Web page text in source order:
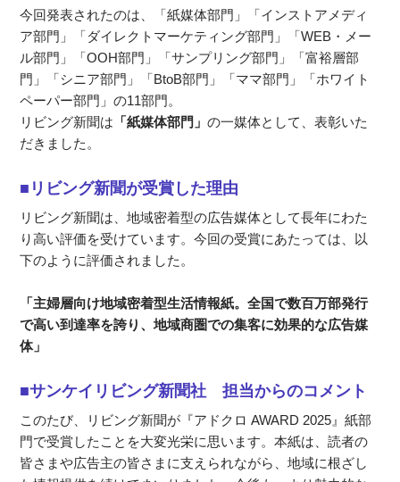
今回発表されたのは、「紙媒体部門」「インストアメディ
ア部門」「ダイレクトマーケティング部門」「WEB・メー
ル部門」「OOH部門」「サンプリング部門」「富裕層部
門」「シニア部門」「BtoB部門」「ママ部門」「ホワイト
ペーパー部門」の11部門。
リビング新聞は 「紙媒体部門」の一媒体として、表彰いた
だきました。
■リビング新聞が受賞した理由
リビング新聞は、地域密着型の広告媒体として長年にわた
り高い評価を受けています。今回の受賞にあたっては、以
下のように評価されました。
「主婦層向け地域密着型生活情報紙。全国で数百万部発行
で高い到達率を誇り、地域商圏での集客に効果的な広告媒
体」
■サンケイリビング新聞社 担当からのコメント
このたび、リビング新聞が『アドクロ AWARD 2025』紙部
門で受賞したことを大変光栄に思います。本紙は、読者の
皆さまや広告主の皆さまに支えられながら、地域に根ざし